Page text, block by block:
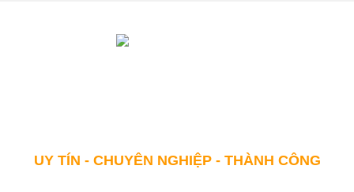
UY TÍN - CHUYÊN NGHIỆP - THÀNH CÔNG